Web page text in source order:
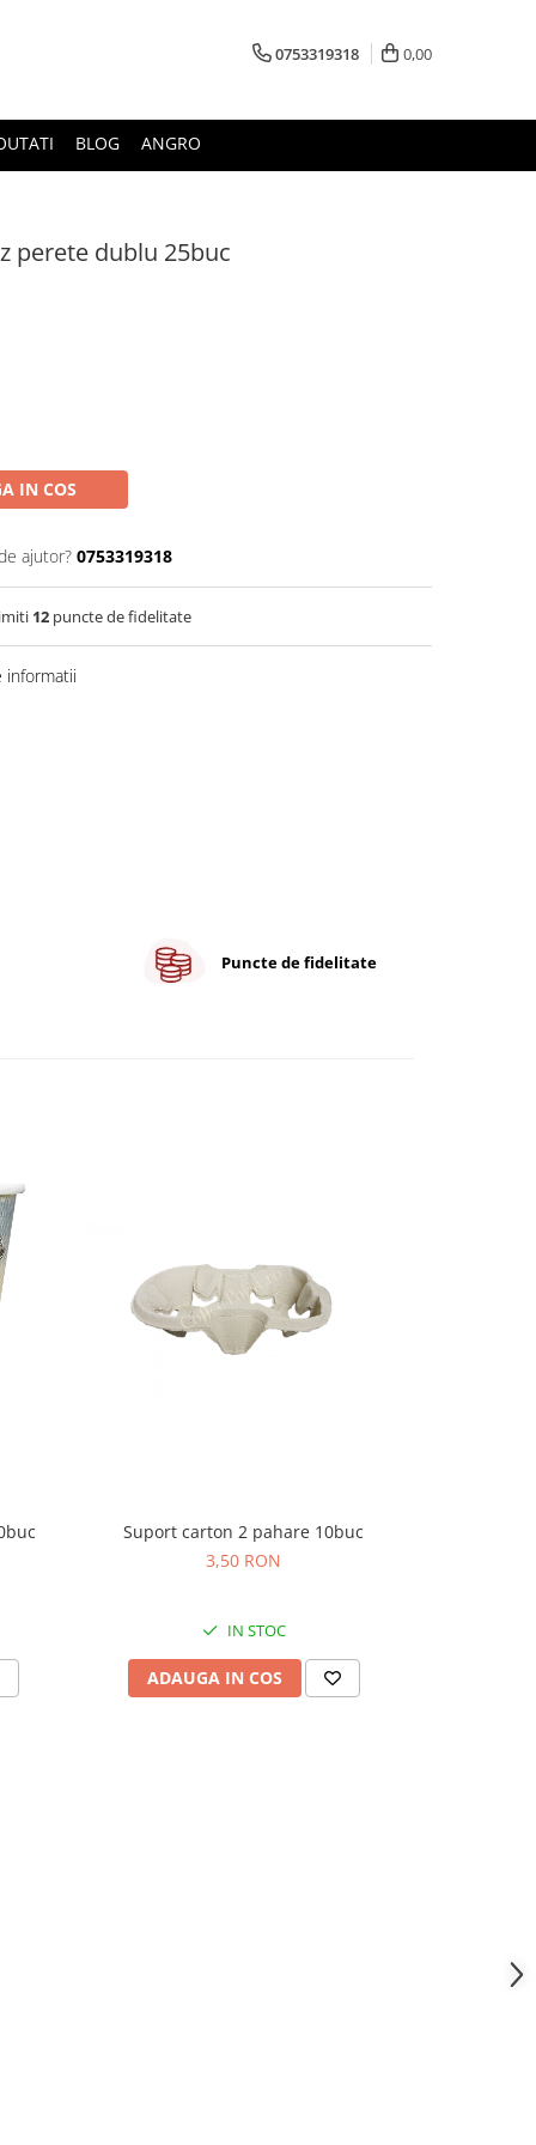
0753319318 0,00
BLOG ANGRO
perete dublu 25buc
IN COS
ajutor? 0753319318
12 puncte de fidelitate
informatii
Puncte de fidelitate
Suport carton 2 pahare 10buc
3,50 RON
IN STOC
ADAUGA IN COS